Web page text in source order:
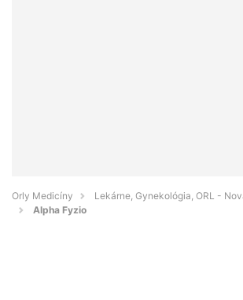
Orly Medicíny
Lekárne, Gynekológia, ORL -
Alpha Fyzio